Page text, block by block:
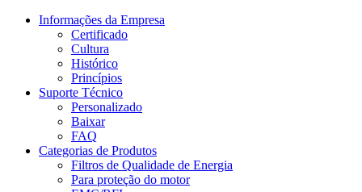
Informações da Empresa
Certificado
Cultura
Histórico
Princípios
Suporte Técnico
Personalizado
Baixar
FAQ
Categorias de Produtos
Filtros de Qualidade de Energia
Para proteção do motor